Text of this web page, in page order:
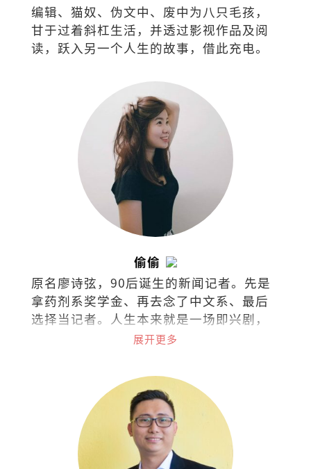
编辑、猫奴、伪文中、废中为八只毛孩，
甘于过着斜杠生活，并透过影视作品及阅
读，跃入另一个人生的故事，借此充电。
偷偷
原名廖诗弦，90后诞生的新闻记者。先是
拿药剂系奖学金、再去念了中文系、最后
选择当记者。人生本来就是一场即兴剧，
无需固定脚本，只需勇气和创造力。
展开更多